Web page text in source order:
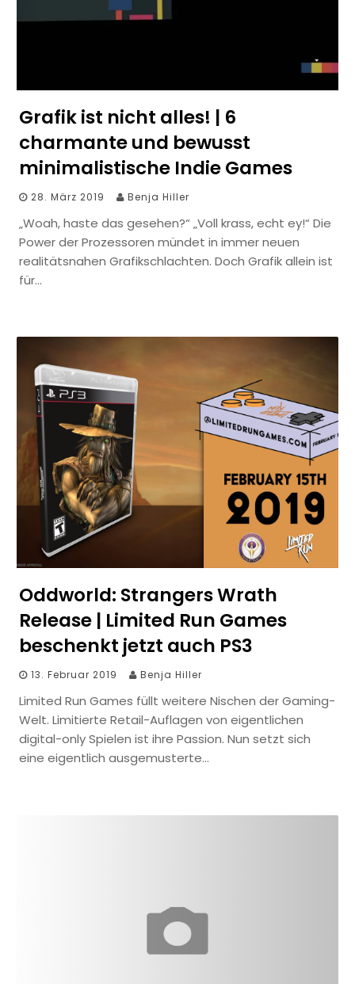
Grafik ist nicht alles! | 6
charmante und bewusst
minimalistische Indie Games
28. März 2019 Benja Hiller
„Woah, haste das gesehen?“ „Voll krass, echt ey!“ Die
Power der Prozessoren mündet in immer neuen
realitätsnahen Grafikschlachten. Doch Grafik allein ist
für…
Oddworld: Strangers Wrath
Release | Limited Run Games
beschenkt jetzt auch PS3
13. Februar 2019 Benja Hiller
Limited Run Games füllt weitere Nischen der Gaming-
Welt. Limitierte Retail-Auflagen von eigentlichen
digital-only Spielen ist ihre Passion. Nun setzt sich
eine eigentlich ausgemusterte…